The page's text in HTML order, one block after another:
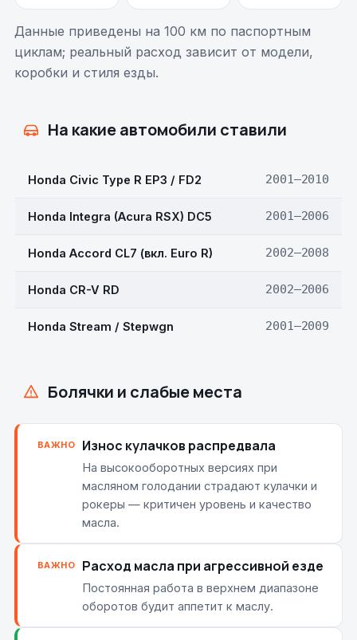
Данные приведены на 100 км по паспортным
циклам; реальный расход зависит от модели,
коробки и стиля езды.
На какие автомобили ставили
Honda Civic Type R EP3 / FD2 2001–2010
Honda Integra (Acura RSX) DC5 2001–2006
Honda Accord CL7 (вкл. Euro R) 2002–2008
Honda CR-V RD 2002–2006
Honda Stream / Stepwgn 2001–2009
Болячки и слабые места
ВАЖНО Износ кулачков распредвала
На высокооборотных версиях при
масляном голодании страдают кулачки и
рокеры — критичен уровень и качество
масла.
ВАЖНО Расход масла при агрессивной езде
Постоянная работа в верхнем диапазоне
оборотов будит аппетит к маслу.